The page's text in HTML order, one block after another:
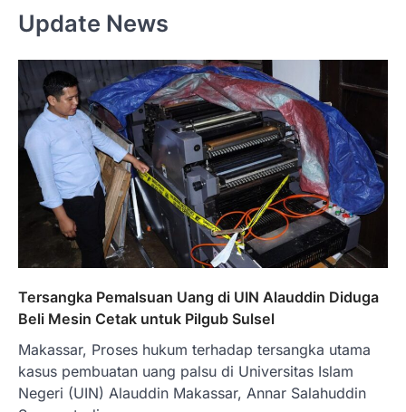
Update News
Tersangka Pemalsuan Uang di UIN Alauddin Diduga
Beli Mesin Cetak untuk Pilgub Sulsel
Makassar, Proses hukum terhadap tersangka utama
kasus pembuatan uang palsu di Universitas Islam
Negeri (UIN) Alauddin Makassar, Annar Salahuddin